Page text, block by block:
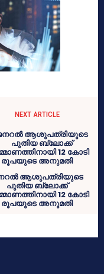
NEXT ARTICLE
ആശുപത്രിയുടെ
പുതിയ ബ്ലോക്ക്
12 കോടി
രൂപയുടെ അനുമതി